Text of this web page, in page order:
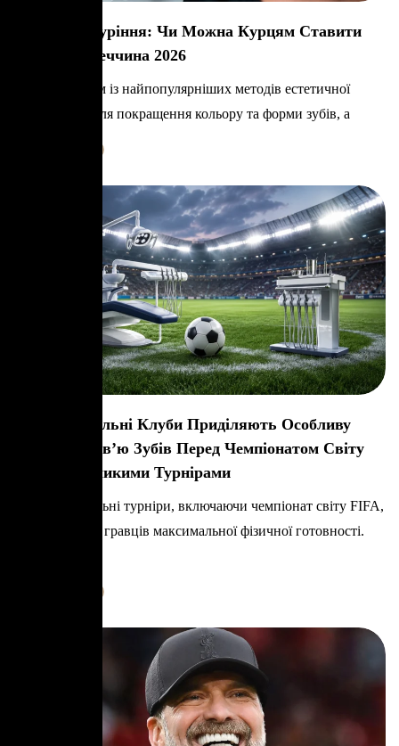
Вініри Та Куріння: Чи Можна Курцям Ставити
Вініри? Туреччина 2026
Вініри є одним із найпопулярніших методів естетичної
стоматології для покращення кольору та форми зубів, а
Чому Футбольні Клуби Приділяють Особливу
Увагу Здоров’ю Зубів Перед Чемпіонатом Світу
FIFA Та Великими Турнірами
Великі футбольні турніри, включаючи чемпіонат світу FIFA,
вимагають від гравців максимальної фізичної готовності.